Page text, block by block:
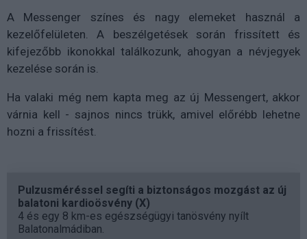
A Messenger színes és nagy elemeket használ a
kezelőfelületen. A beszélgetések során frissített és
kifejezőbb ikonokkal találkozunk, ahogyan a névjegyek
kezelése során is.
Ha valaki még nem kapta meg az új Messengert, akkor
várnia kell - sajnos nincs trükk, amivel előrébb lehetne
hozni a frissítést.
Pulzusméréssel segíti a biztonságos mozgást az új
balatoni kardioösvény (X)
4 és egy 8 km-es egészségügyi tanösvény nyílt
Balatonalmádiban.